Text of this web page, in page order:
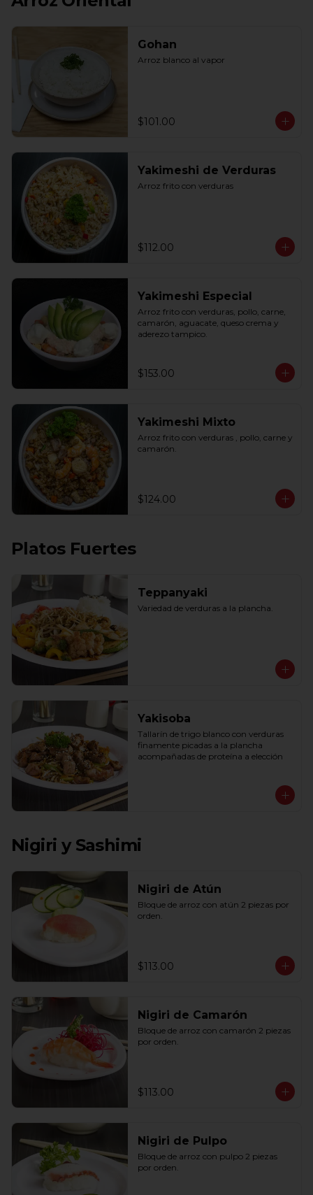
Gohan
Arroz blanco al vapor
$101.00
Yakimeshi de Verduras
Arroz frito con verduras
$112.00
Yakimeshi Especial
Arroz frito con verduras, pollo, carne,
camarón, aguacate, queso crema y
aderezo tampico.
$153.00
Yakimeshi Mixto
Arroz frito con verduras , pollo, carne y
camarón.
$124.00
Platos Fuertes
Teppanyaki
Variedad de verduras a la plancha.
Yakisoba
Tallarín de trigo blanco con verduras
finamente picadas a la plancha
acompañadas de proteína a elección
Nigiri y Sashimi
Nigiri de Atún
Bloque de arroz con atún 2 piezas por
orden.
$113.00
Nigiri de Camarón
Bloque de arroz con camarón 2 piezas
por orden.
$113.00
Nigiri de Pulpo
Bloque de arroz con pulpo 2 piezas
por orden.